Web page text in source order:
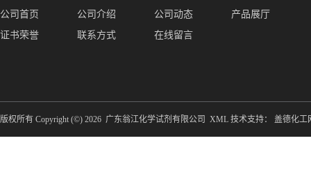
公司首页 公司介绍 公司动态
产品展厅
证书荣誉
联系方式 在线留言
版权所有 Copyright (©) 2026 广东翁江化学试剂有限公司 XML 技术支持： 盖德化工